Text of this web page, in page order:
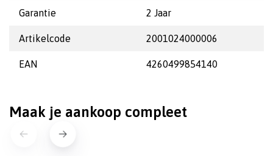
Garantie 2 Jaar
Artikelcode 2001024000006
EAN 4260499854140
Maak je aankoop compleet